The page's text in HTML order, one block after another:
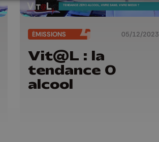
ÉMISSIONS 05/12/2023
Vit@L : la
tendance 0
alcool